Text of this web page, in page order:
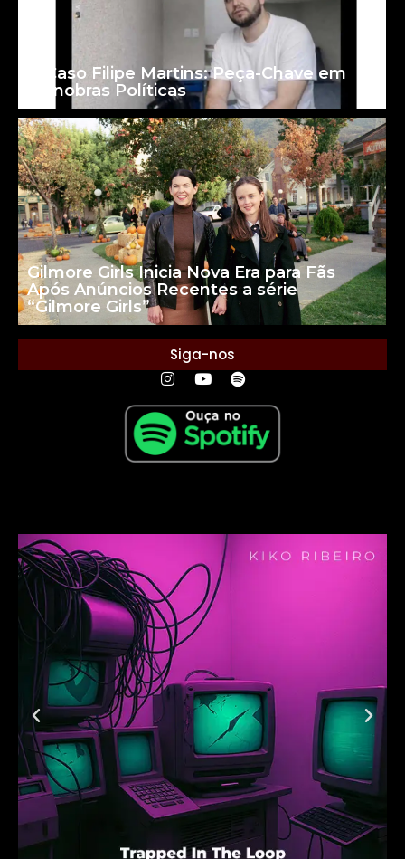
O Caso Filipe Martins: Peça-Chave em
Manobras Políticas
Gilmore Girls Inicia Nova Era para Fãs
Após Anúncios Recentes a série
“Gilmore Girls”
Siga-nos